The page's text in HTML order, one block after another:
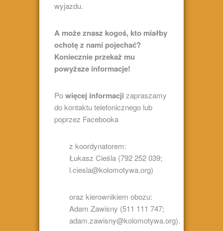
wyjazdu.
A może znasz kogoś, kto miałby
ochotę z nami pojechać?
Koniecznie przekaż mu
powyższe informacje!
Powięcej informacji zapraszamy
do kontaktu telefonicznego lub
poprzez Facebooka
z koordynatorem:
Łukasz Cieśla (792 252 039;
l.ciesla@kolomotywa.org)
oraz kierownikiem obozu:
Adam Zawisny (511 111 747;
adam.zawisny@kolomotywa.org).